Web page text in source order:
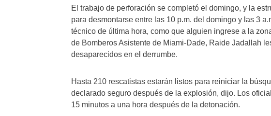
El trabajo de perforación se completó el domingo, y la
para desmontarse entre las 10 p.m. del domingo y las 3
técnico de última hora, como que alguien ingrese a la
de Bomberos Asistente de Miami-Dade, Raide Jadallah
desaparecidos en el derrumbe.
Hasta 210 rescatistas estarán listos para reiniciar la
declarado seguro después de la explosión, dijo. Los
15 minutos a una hora después de la detonación.